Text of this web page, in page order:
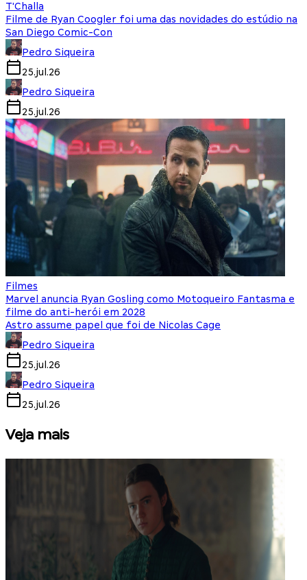
T'Challa
Filme de Ryan Coogler foi uma das novidades do estúdio na
San Diego Comic-Con
Pedro Siqueira
25.jul.26
Pedro Siqueira
25.jul.26
Filmes
Marvel anuncia Ryan Gosling como Motoqueiro Fantasma e
filme do anti-herói em 2028
Astro assume papel que foi de Nicolas Cage
Pedro Siqueira
25.jul.26
Pedro Siqueira
25.jul.26
Veja mais